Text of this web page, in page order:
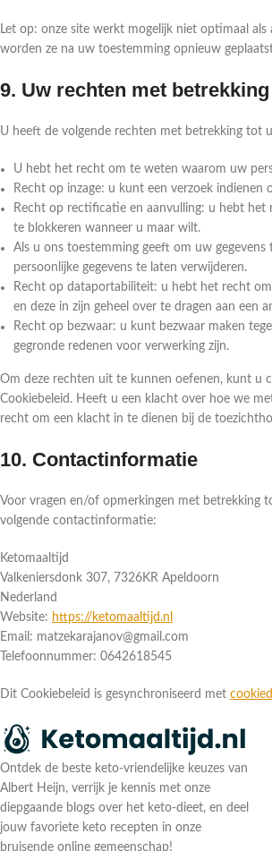
Let op: onze site werkt mogelijk niet optimaal
worden ze na uw toestemming opnieuw
9. Uw rechten met
U heeft de volgende rechten met betrekking tot
U hebt het recht om te weten waarom uw
Recht op inzage: u kunt een verzoek indienen
Recht op rectificatie en aanvulling: u hebt het
te blokkeren wanneer u maar wilt.
Als u ons toestemming geeft om uw
persoonlijke gegevens te laten verwijderen.
Recht op dataportabiliteit: u hebt het recht
en deze in zijn geheel over te dragen aan een
Recht op bezwaar: u kunt bezwaar maken
gegronde redenen voor verwerking zijn.
Om deze rechten uit te kunnen oefenen, kunt u
Cookiebeleid. Heeft u een klacht over hoe we
recht om een klacht in te dienen bij de
10. Contactinformatie
Voor vragen en/of opmerkingen met betrekking
volgende contactinformatie:
Ketomaaltijd
Valkeniersdonk 307, 7326KR Apeldoorn
Nederland
Website: https://ketomaaltijd.nl
Email: matzekarajanov@gmail.com
Telefoonnummer: 0642618545
Dit Cookiebeleid is gesynchroniseerd met
Ontdek de beste keto-vriendelijke keuzes van
Albert Heijn, verrijk je kennis met onze
diepgaande blogs over het keto-dieet, en deel
jouw favoriete keto recepten in onze
bruisende online gemeenschap!